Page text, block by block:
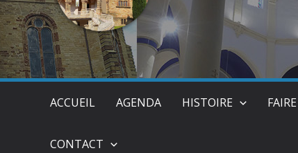
ACCUEIL AGENDA HISTOIRE
CONTACT